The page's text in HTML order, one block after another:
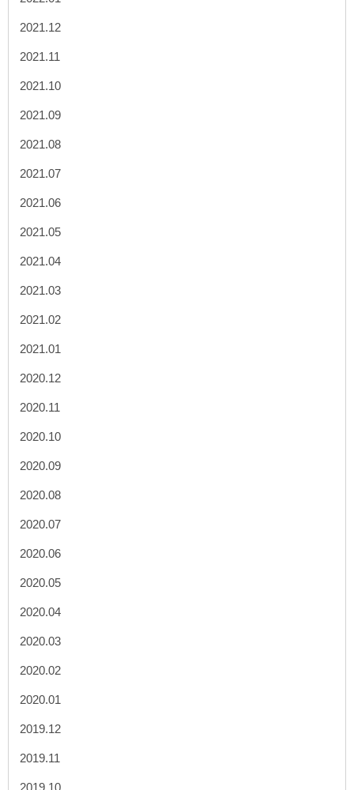
2021.12
2021.11
2021.10
2021.09
2021.08
2021.07
2021.06
2021.05
2021.04
2021.03
2021.02
2021.01
2020.12
2020.11
2020.10
2020.09
2020.08
2020.07
2020.06
2020.05
2020.04
2020.03
2020.02
2020.01
2019.12
2019.11